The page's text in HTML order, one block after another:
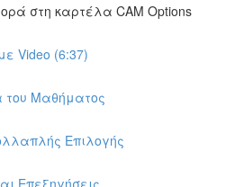
στη καρτέλα CAM Options
Video (6:37)
του Μαθήματος
Επιλογής
Επεξηγήσεις